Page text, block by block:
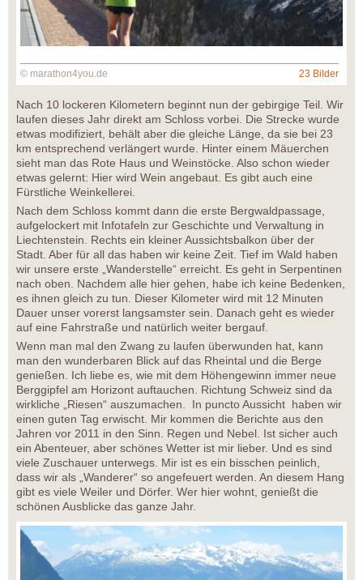
© marathon4you.de 23 Bilder
Nach 10 lockeren Kilometern beginnt nun der gebirgige Teil. Wir
laufen dieses Jahr direkt am Schloss vorbei. Die Strecke wurde
etwas modifiziert, behält aber die gleiche Länge, da sie bei 23
km entsprechend verlängert wurde. Hinter einem Mäuerchen
sieht man das Rote Haus und Weinstöcke. Also schon wieder
etwas gelernt: Hier wird Wein angebaut. Es gibt auch eine
Fürstliche Weinkellerei.
Nach dem Schloss kommt dann die erste Bergwaldpassage,
aufgelockert mit Infotafeln zur Geschichte und Verwaltung in
Liechtenstein. Rechts ein kleiner Aussichtsbalkon über der
Stadt. Aber für all das haben wir keine Zeit. Tief im Wald haben
wir unsere erste „Wanderstelle“ erreicht. Es geht in Serpentinen
nach oben. Nachdem alle hier gehen, habe ich keine Bedenken,
es ihnen gleich zu tun. Dieser Kilometer wird mit 12 Minuten
Dauer unser vorerst langsamster sein. Danach geht es wieder
auf eine Fahrstraße und natürlich weiter bergauf.
Wenn man mal den Zwang zu laufen überwunden hat, kann
man den wunderbaren Blick auf das Rheintal und die Berge
genießen. Ich liebe es, wie mit dem Höhengewinn immer neue
Berggipfel am Horizont auftauchen. Richtung Schweiz sind da
wirkliche „Riesen“ auszumachen. In puncto Aussicht haben wir
einen guten Tag erwischt. Mir kommen die Berichte aus den
Jahren vor 2011 in den Sinn. Regen und Nebel. Ist sicher auch
ein Abenteuer, aber schönes Wetter ist mir lieber. Und es sind
viele Zuschauer unterwegs. Mir ist es ein bisschen peinlich,
dass wir als „Wanderer“ so angefeuert werden. An diesem Hang
gibt es viele Weiler und Dörfer. Wer hier wohnt, genießt die
schönen Ausblicke das ganze Jahr.